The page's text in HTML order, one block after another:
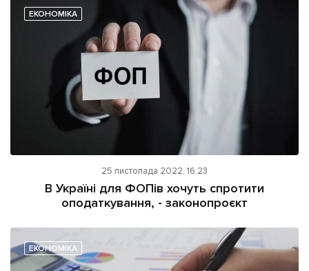
ЕКОНОМІКА
25 листопада 2022, 16:23
В Україні для ФОПів хочуть спротити
оподаткування, - законопроєкт
ЕКОНОМІКА